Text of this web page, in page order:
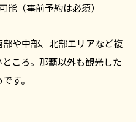
能（事前予約は必須）
や中部、北部エリアなど複
ころ。那覇以外も観光した
す。